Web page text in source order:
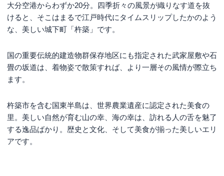
大分空港からわずか20分。四季折々の風景が織りなす道を抜
けると、そこはまるで江戸時代にタイムスリップしたかのよう
な、美しい城下町「杵築」です。
国の重要伝統的建造物群保存地区にも指定された武家屋敷や石
畳の坂道は、着物姿で散策すれば、より一層その風情が際立ち
ます。
杵築市を含む国東半島は、世界農業遺産に認定された美食の
里。美しい自然が育む山の幸、海の幸は、訪れる人の舌を魅了
する逸品ばかり。歴史と文化、そして美食が揃った美しいエリ
アです。